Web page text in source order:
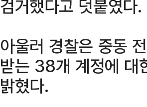
검거했다고 덧붙였다.
아울러 경찰은 중동
받는 38개 계정에 대
밝혔다.